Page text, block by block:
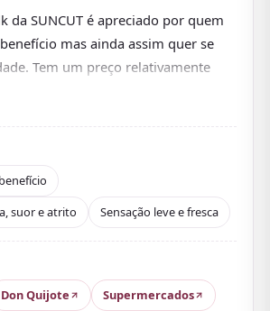
da SUNCUT é apreciado por quem
mas ainda assim quer se
Tem um preço relativamente
típica de uma loção, mas é
leve
A fórmula superresistente à água
praia, piscina, parques temáticos
livre, quando se fica muito tempo
não deixa efeito esbranquiçado
suor e atrito
Sensação leve e fresca
Don Quijote
Supermercados